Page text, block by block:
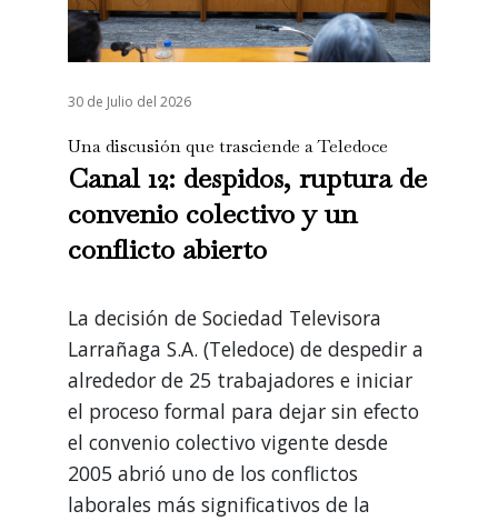
30 de Julio del 2026
Una discusión que trasciende a Teledoce
Canal 12: despidos, ruptura de
convenio colectivo y un
conflicto abierto
La decisión de Sociedad Televisora
Larrañaga S.A. (Teledoce) de despedir a
alrededor de 25 trabajadores e iniciar
el proceso formal para dejar sin efecto
el convenio colectivo vigente desde
2005 abrió uno de los conflictos
laborales más significativos de la